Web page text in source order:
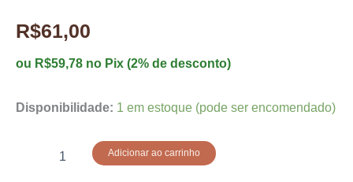
R$61,00
ou R$59,78 no Pix (2% de desconto)
Disponibilidade: 1 em estoque (pode ser encomendado)
Adicionar ao carrinho